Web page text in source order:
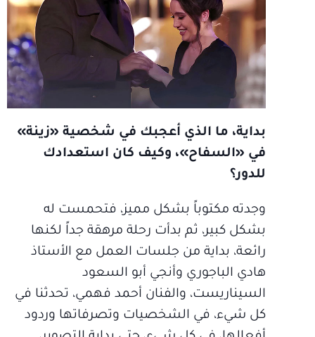
بداية، ما الذي أعجبك في شخصية «زينة»
في «السفاح»، وكيف كان استعدادك
للدور؟
وجدته مكتوباً بشكل مميز، فتحمست له
بشكل كبير، ثم بدأت رحلة مرهقة جداً لكنها
رائعة، بداية من جلسات العمل مع الأستاذ
هادي الباجوري وأنجي أبو السعود
السيناريست، والفنان أحمد فهمي، تحدثنا في
كل شيء، في الشخصيات وتصرفاتها وردود